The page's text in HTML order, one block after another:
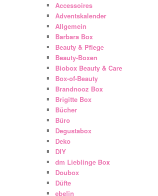
Accessoires
Adventskalender
Allgemein
Barbara Box
Beauty & Pflege
Beauty-Boxen
Biobox Beauty & Care
Box-of-Beauty
Brandnooz Box
Brigitte Box
Bücher
Büro
Degustabox
Deko
DIY
dm Lieblinge Box
Doubox
Düfte
ebelin